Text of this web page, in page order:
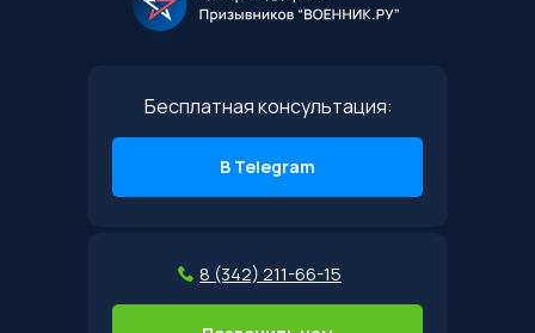
Бесплатная консультация:
В Telegram
8 (342) 211-66-15